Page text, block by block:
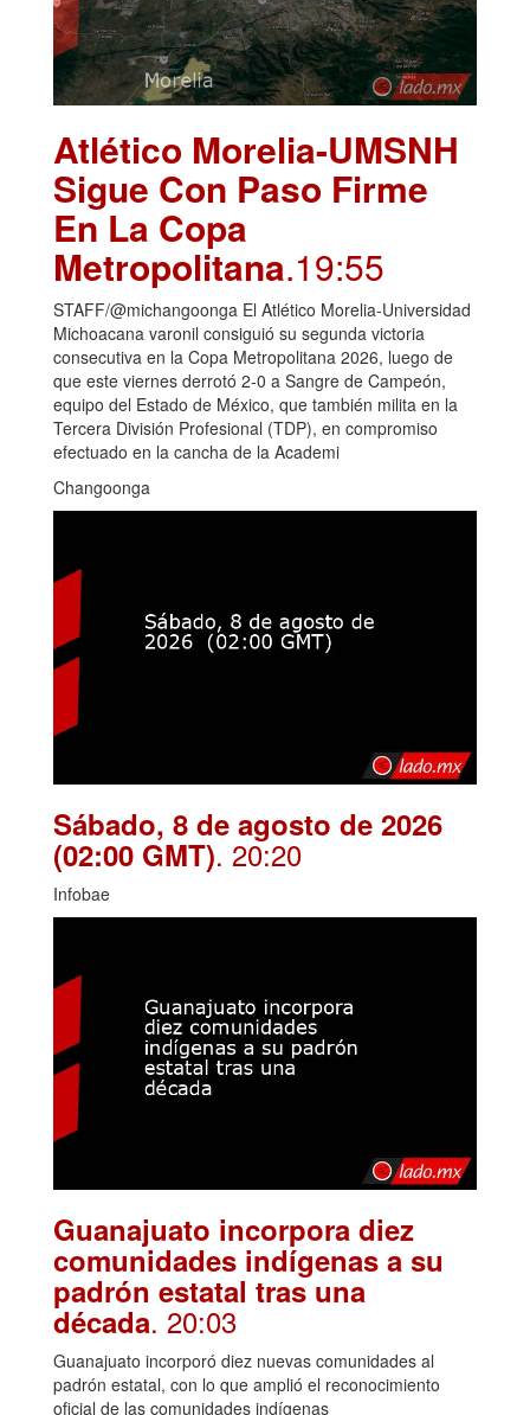
Atlético Morelia-UMSNH
Sigue Con Paso Firme
En La Copa
Metropolitana.19:55
STAFF/@michangoonga El Atlético Morelia-Universidad
Michoacana varonil consiguió su segunda victoria
consecutiva en la Copa Metropolitana 2026, luego de
que este viernes derrotó 2-0 a Sangre de Campeón,
equipo del Estado de México, que también milita en la
Tercera División Profesional (TDP), en compromiso
efectuado en la cancha de la Academi
Changoonga
Sábado, 8 de agosto de 2026
(02:00 GMT). 20:20
Infobae
Guanajuato incorpora diez
comunidades indígenas a su
padrón estatal tras una
década. 20:03
Guanajuato incorporó diez nuevas comunidades al
padrón estatal, con lo que amplió el reconocimiento
oficial de las comunidades indígenas